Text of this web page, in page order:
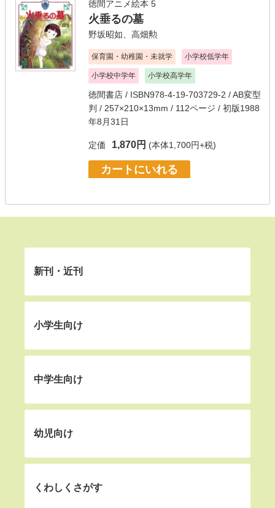
徳間アニメ絵本 5
火垂るの墓
野坂昭如 高畑勲
保育園・幼稚園・未就学 小学校低学年
小学校中学年 小学校高学年
徳間書店 / ISBN978-4-19-703729-2 / AB変型
判 / 257×210×13mm / 112ページ / 初版1988
年8月31日
定価 1,870円 (本体1,700円+税)
カートにいれる
新刊・近刊
小学生向け
中学生向け
幼児向け
くわしくさがす